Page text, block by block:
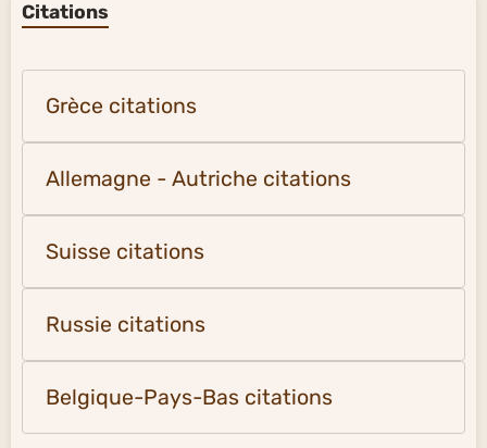
Citations
Grèce citations
Allemagne - Autriche citations
Suisse citations
Russie citations
Belgique-Pays-Bas citations